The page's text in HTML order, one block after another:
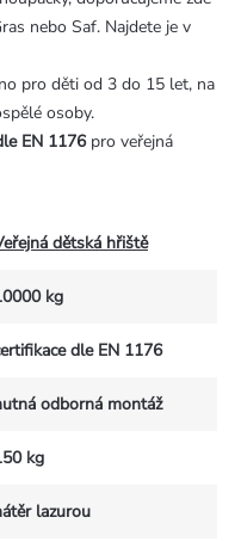
nebo Saf. Najdete je v
pro děti od 3 do 15 let, na
osoby.
EN 1176pro veřejná
dětská hřiště
kg
dle EN 1176
odborná montáž
kg
lazurou